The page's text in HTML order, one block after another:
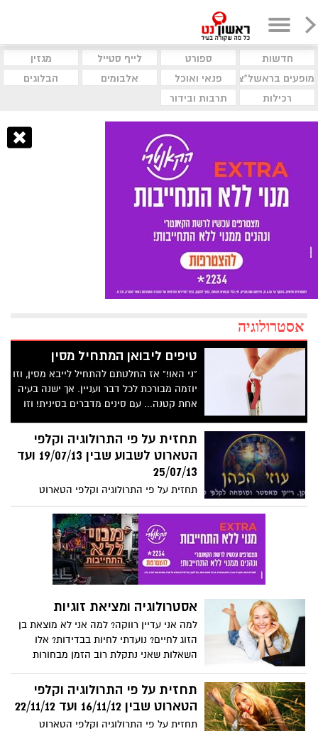
חדשות ספורט לייף סטייל
מגזין
מופעים בראשל"צ
פנאי ואוכל אלבומים
הבלוגים
רכילות
תרבות ובידור
אסטרולוגיה
טיפים ליבואן המתחיל מסין
"ני האו!" אז החלטתם להתחיל לייבא מסין, וזו
יוזמה מבורכת לכל דבר ועניין. אך ישנה בעיה
אחת קטנה... עם סינים מדברים בסינית! וזו
קריטית, אשר תעזור לכם להבין מה זה אומר
לדבר עם סין על עסקים.
תחזית על פי התרולוגיה וקלפי
הטארוט לשבוע שבין 19/07/13 ועד
25/07/13
תחזית על פי התרולוגיה וקלפי הטארוט
לשבוע שבין 19/07/13 ועד 25/07/13
אסטרולוגיה ומציאת זוגיות
למה אני עדיין רווקה? למה אני לא מוצאת בן
הזוג לחיים? נועדתי לחיות בבדידות? אלו
השאלות שאני נתקלת רוב הזמן מבחורות
להתחתן ולהקים משפחה.
תחזית על פי התרולוגיה וקלפי
הטארוט שבין 16/11/12 ועד 22/11/12
תחזית על פי התרולוגיה וקלפי הטארוט